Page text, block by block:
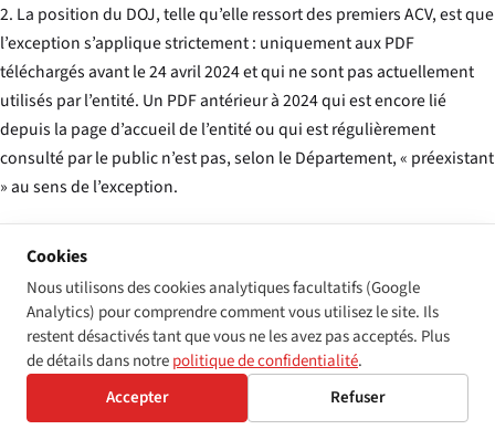
2. La position du DOJ, telle qu’elle ressort des premiers ACV, est que
l’exception s’applique strictement : uniquement aux PDF
téléchargés avant le 24 avril 2024etqui ne sont pas actuellement
utilisés par l’entité. Un PDF antérieur à 2024 qui est encore lié
depuis la page d’accueil de l’entité ou qui est régulièrement
consulté par le public n’est pas, selon le Département, « préexistant
» au sens de l’exception.
L’exception pour les contenus tiers est la deuxième plus invoquée.
Les cartes de fournisseurs intégrées, les iframes de processeurs de
paiement et les widgets de planification en constituent le schéma
type. Le Département a signalé — à travers le libellé des premiers
ACV, non encore par mémorandum interprétatif formel — que
l’exception atteint les contenus tiers que l’entité n’a pas choisi
d’utiliser, mais ne s’étend pas à un widget fournisseur que l’entité a
Cookies
Nous utilisons des cookies analytiques facultatifs (Google
Analytics) pour comprendre comment vous utilisez le site. Ils
restent désactivés tant que vous ne les avez pas acceptés. Plus
de détails dans notrepolitique de confidentialité.
Accepter
Refuser